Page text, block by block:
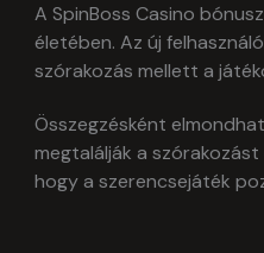
A SpinBoss Casino
életében. Az új
szórakozás mellett a
Összegzésként
megtalálják a
hogy a szerencsejáték